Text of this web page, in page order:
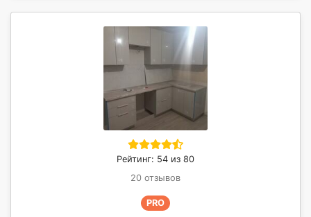
Рейтинг: 54 из 80
20 отзывов
PRO